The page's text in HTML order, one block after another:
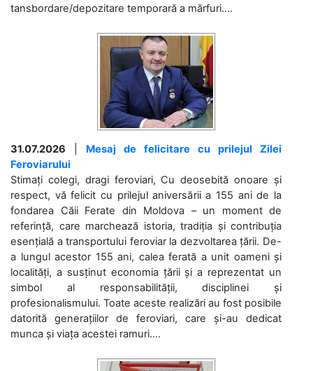
tansbordare/depozitare temporară a mărfuri....
31.07.2026
Mesaj de felicitare cu prilejul Zilei
Feroviarului
Stimați colegi, dragi feroviari, Cu deosebită onoare și
respect, vă felicit cu prilejul aniversării a 155 ani de la
fondarea Căii Ferate din Moldova – un moment de
referință, care marchează istoria, tradiția și contribuția
esențială a transportului feroviar la dezvoltarea țării. De-
a lungul acestor 155 ani, calea ferată a unit oameni și
localități, a susținut economia țării și a reprezentat un
simbol al responsabilității, disciplinei și
profesionalismului. Toate aceste realizări au fost posibile
datorită generațiilor de feroviari, care și-au dedicat
munca și viața acestei ramuri....